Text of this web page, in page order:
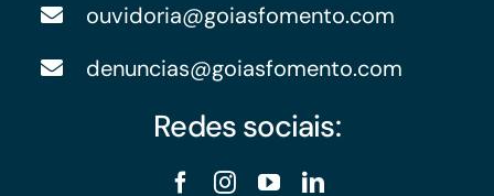
ouvidoria@goiasfomento.com
denuncias@goiasfomento.com
Redes sociais: